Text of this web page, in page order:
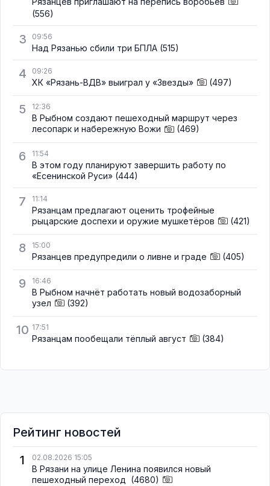
(556)
3 09:56
Над Рязанью сбили три БПЛА (515)
4 09:26
ХК «Рязань-ВДВ» выиграл у «Звезды» (497)
5 12:36
В Рыбном создают пешеходный маршрут через
лесопарк и набережную Вожи
(469)
6 11:54
В этом году планируют завершить работу по
«Есенинской Руси» (444)
7 11:14
Рязанцам предлагают оценить трофейные
рыцарские доспехи и оружие мушкетёров
(421)
8 15:00
Рязанцев предупредили о ливне и граде (405)
9 16:46
В Рыбном начнёт работать новый водозаборный
узел
(392)
10 17:51
Рязанцам пообещали тёплый август (384)
Рейтинг новостей
1
02.08.2026 15:05
В Рязани на улице Ленина появился новый
пешеходный переход (4680)